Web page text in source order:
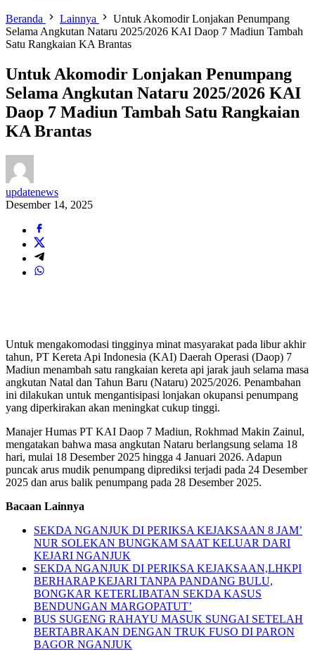
Beranda Lainnya
Untuk Akomodir Lonjakan Penumpang
Selama Angkutan Nataru 2025/2026 KAI Daop 7 Madiun Tambah
Satu Rangkaian KA Brantas
Untuk Akomodir Lonjakan Penumpang
Selama Angkutan Nataru 2025/2026 KAI
Daop 7 Madiun Tambah Satu Rangkaian
KA Brantas
updatenews
Desember 14, 2025
Untuk mengakomodasi tingginya minat masyarakat pada libur akhir
tahun, PT Kereta Api Indonesia (KAI) Daerah Operasi (Daop) 7
Madiun menambah satu rangkaian kereta api jarak jauh selama masa
angkutan Natal dan Tahun Baru (Nataru) 2025/2026. Penambahan
ini dilakukan untuk mengantisipasi lonjakan okupansi penumpang
yang diperkirakan akan meningkat cukup tinggi.
Manajer Humas PT KAI Daop 7 Madiun, Rokhmad Makin Zainul,
mengatakan bahwa masa angkutan Nataru berlangsung selama 18
hari, mulai 18 Desember 2025 hingga 4 Januari 2026. Adapun
puncak arus mudik penumpang diprediksi terjadi pada 24 Desember
2025 dan arus balik penumpang pada 28 Desember 2025.
Bacaan Lainnya
SEKDA NGANJUK DI PERIKSA KEJAKSAAN 8 JAM’
NUR SOLEKAN BUNGKAM SAAT KELUAR DARI
KEJARI NGANJUK
SEKDA NGANJUK DI PERIKSA KEJAKSAAN,LHKPI
BERHARAP KEJARI TANPA PANDANG BULU,
BONGKAR KETERLIBATAN SEKDA KASUS
BENDUNGAN MARGOPATUT’
BUS SUGENG RAHAYU MASUK SUNGAI SETELAH
BERTABRAKAN DENGAN TRUK FUSO DI PARON
BAGOR NGANJUK